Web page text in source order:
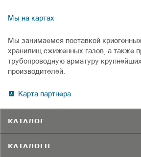
Мы на картах
Мы занимаемся поставкой
хранилищ сжиженных газов, а также
трубопроводную арматуру
производителей.
Карта партнера
КАТАЛОГ
КАТАЛОГИ